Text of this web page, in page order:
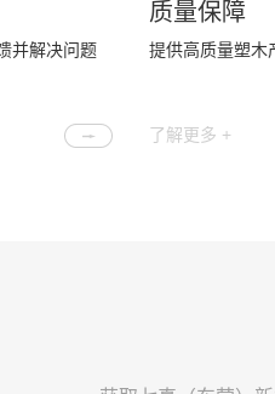
并解决问题
质量保障
提供高质量塑木
了解更多 +